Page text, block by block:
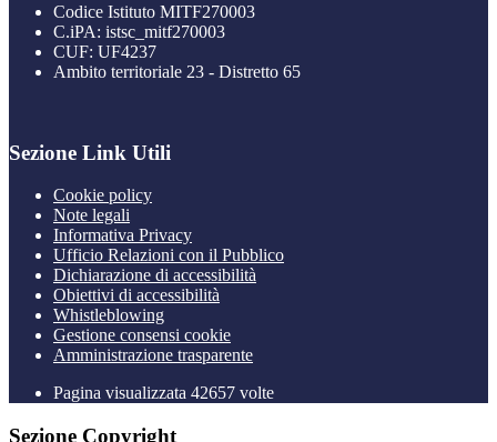
Codice Istituto MITF270003
C.iPA: istsc_mitf270003
CUF: UF4237
Ambito territoriale 23 - Distretto 65
Sezione Link Utili
Cookie policy
Note legali
Informativa Privacy
Ufficio Relazioni con il Pubblico
Dichiarazione di accessibilità
Obiettivi di accessibilità
Whistleblowing
Gestione consensi cookie
Amministrazione trasparente
Pagina visualizzata 42657 volte
Sezione Copyright